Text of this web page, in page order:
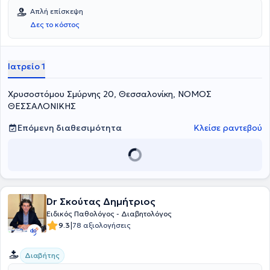
Απλή επίσκεψη
Δες το κόστος
Ιατρείο 1
Χρυσοστόμου Σμύρνης 20, Θεσσαλονίκη, ΝΟΜΟΣ
ΘΕΣΣΑΛΟΝΙΚΗΣ
Επόμενη διαθεσιμότητα
Κλείσε ραντεβού
Dr Σκούτας Δημήτριος
Ειδικός Παθολόγος - Διαβητολόγος
9.3|78 αξιολογήσεις
Διαβήτης